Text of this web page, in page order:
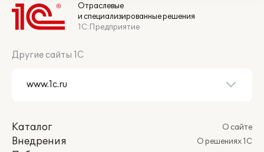
Отраслевые
и специализированные решения
1С:Предприятие
Другие сайты 1С
Каталог
Внедрения
О сайте
О решениях 1С